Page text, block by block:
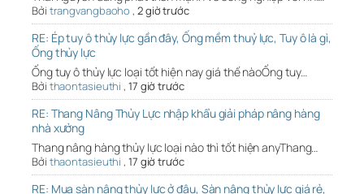
Bởi trangvangbaoho , 2 giờ trước
RE: Ép tuy ô thủy lực gần đây, Ống mềm thuỷ lực, Tuy ô là gì,
Ống thủy lực
Ống tuy ô thủy lực loại tốt hiện nay giá thế nàoỐng tuy…
Bởi thaontasieuthi , 17 giờ trước
RE: Thang Nâng Thủy Lực nhập khẩu giải pháp nâng hàng
nhà xưởng
Thang nâng hàng thủy lực loại nào thì tốt hiện anyThang…
Bởi thaontasieuthi , 17 giờ trước
RE: Mua sàn nâng thủy lực ở đâu, Sàn nâng thủy lực giá rẻ,